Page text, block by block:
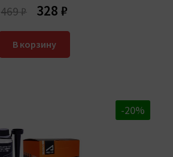
469₽
Первоначальная
составляла
328 ₽
В корзину
-20%